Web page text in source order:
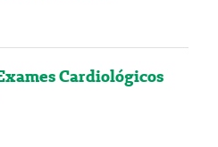
Cardiológicos